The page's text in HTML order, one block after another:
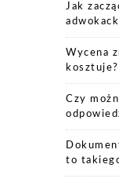
Jak
Wycena
kosztuje?
Czy
to